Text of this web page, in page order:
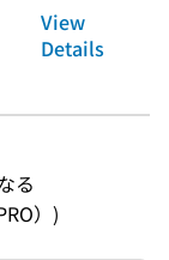
View
Details
る
）)